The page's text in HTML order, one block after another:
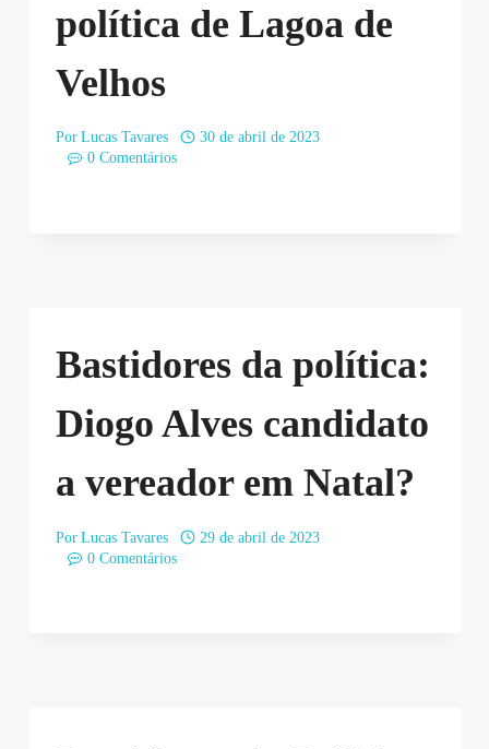
política de Lagoa de
Velhos
Por Lucas Tavares
30 de abril de 2023
0 Comentários
Bastidores da política:
Diogo Alves candidato
a vereador em Natal?
Por Lucas Tavares
29 de abril de 2023
0 Comentários